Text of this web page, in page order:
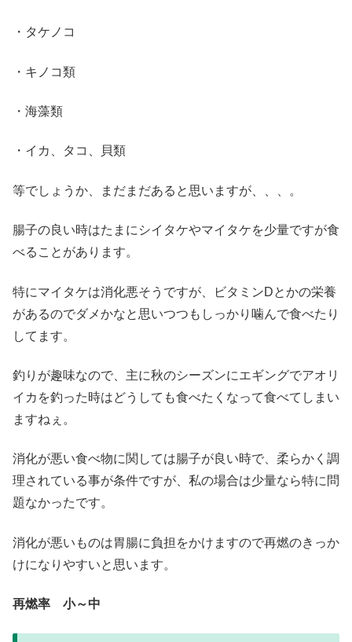
・タケノコ
・キノコ類
・海藻類
・イカ、タコ、貝類
等でしょうか、まだまだあると思いますが、、、。
腸子の良い時はたまにシイタケやマイタケを少量ですが食
べることがあります。
特にマイタケは消化悪そうですが、ビタミンDとかの栄養
があるのでダメかなと思いつつもしっかり噛んで食べたり
してます。
釣りが趣味なので、主に秋のシーズンにエギングでアオリ
イカを釣った時はどうしても食べたくなって食べてしまい
ますねぇ。
消化が悪い食べ物に関しては腸子が良い時で、柔らかく調
理されている事が条件ですが、私の場合は少量なら特に問
題なかったです。
消化が悪いものは胃腸に負担をかけますので再燃のきっか
けになりやすいと思います。
再燃率 小～中